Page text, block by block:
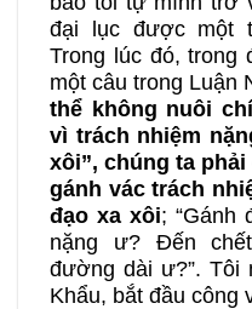
đại lục được một
Trong lúc đó, trong
một câu trong Luận
thể không nuôi
vì trách nhiệm
xôi”, chúng ta
gánh vác trách
đạo xa xôi; “Gánh
nặng ư? Đến
đường dài ư?”. Tôi
Khẩu, bắt đầu công